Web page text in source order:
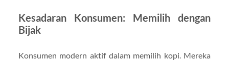
Kesadaran Konsumen: Memilih dengan
Bijak
Konsumen modern aktif dalam memilih kopi. Mereka